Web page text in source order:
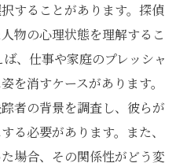
することがあります。探偵
物の心理状態を理解するこ
、仕事や家庭のプレッシャ
を消すケースがあります。
者の背景を調査し、彼らが
る必要があります。また、
場合、その関係性がどう変